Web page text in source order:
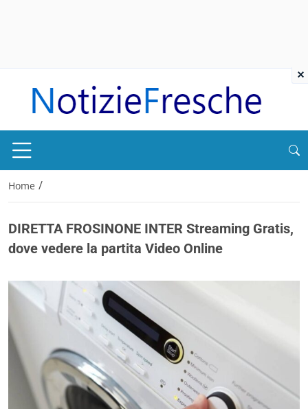
Home /
DIRETTA FROSINONE INTER Streaming Gratis,
dove vedere la partita Video Online
×